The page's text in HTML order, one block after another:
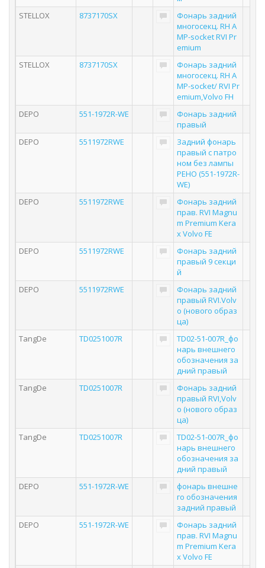
STELLOX
8737170SX
Фонарь задний
многосекц. RH A
MP-socket RVI Pr
emium
STELLOX
8737170SX
Фонарь задний
многосекц. RH A
MP-socket/ RVI Pr
emium,Volvo FH
DEPO
551-1972R-WE
Фонарь задний
правый
DEPO
5511972RWE
Задний фонарь
правый с патро
ном без лампы
РЕНО (551-1972R-
WE)
DEPO
5511972RWE
Фонарь задний
прав. RVI Magnu
m Premium Kera
x Volvo FE
DEPO
5511972RWE
Фонарь задний
правый 9 секци
й
DEPO
5511972RWE
Фонарь задний
правый RVI.Volv
o (нового образ
ца)
TangDe
TD0251007R
TD02-51-007R_фо
нарь внешнего
обозначения за
дний правый
TangDe
TD0251007R
Фонарь задний
правый RVI,Volv
o (нового образ
ца)
TangDe
TD0251007R
TD02-51-007R_фо
нарь внешнего
обозначения за
дний правый
DEPO
551-1972R-WE
фонарь внешне
го обозначения
задний правый
DEPO
551-1972R-WE
Фонарь задний
прав. RVI Magnu
m Premium Kera
x Volvo FE